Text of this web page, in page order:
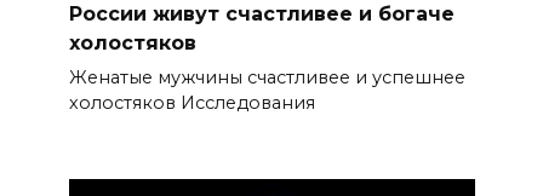
России живут счастливее и богаче
холостяков
Женатые мужчины счастливее и успешнее
холостяков Исследования